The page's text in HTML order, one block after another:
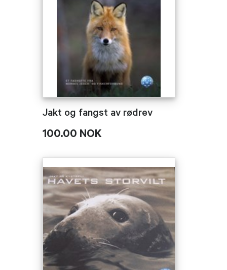
Jakt og fangst av rødrev
100.00 NOK